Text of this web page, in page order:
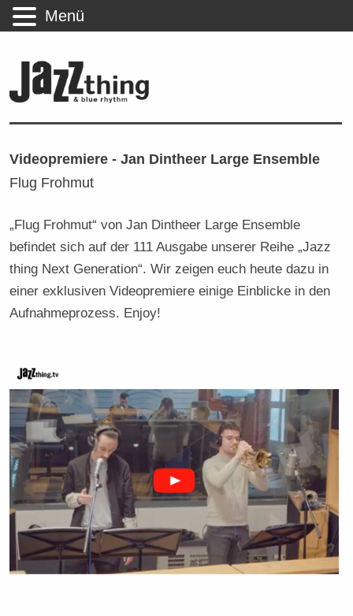
Videopremiere - Jan Dintheer Large Ensemble
Flug Frohmut
„Flug Frohmut“ von Jan Dintheer Large Ensemble
befindet sich auf der 111 Ausgabe unserer Reihe „Jazz
thing Next Generation“. Wir zeigen euch heute dazu in
einer exklusiven Videopremiere einige Einblicke in den
Aufnahmeprozess. Enjoy!
Menü